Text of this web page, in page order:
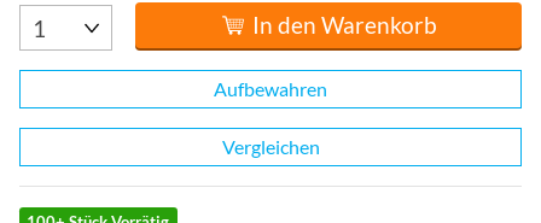
In den Warenkorb
Aufbewahren
Vergleichen